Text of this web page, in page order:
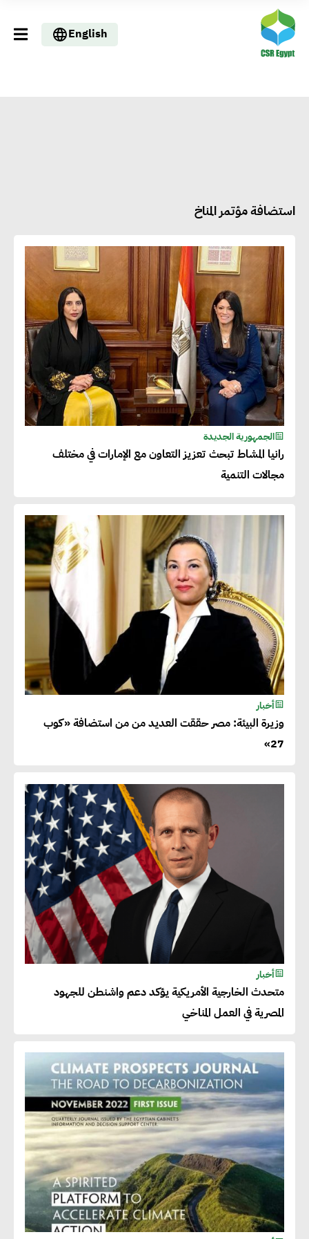
English
استضافة مؤتمر المناخ
الجمهورية الجديدة
رانيا المشاط تبحث تعزيز التعاون مع الإمارات في مختلف
مجالات التنمية
أخبار
وزيرة البيئة: مصر حققت العديد من من استضافة «كوب
27»
أخبار
متحدث الخارجية الأمريكية يؤكد دعم واشنطن للجهود
المصرية في العمل المناخي